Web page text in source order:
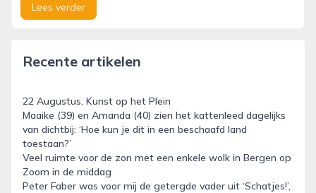
Lees verder
Recente artikelen
22 Augustus, Kunst op het Plein
Maaike (39) en Amanda (40) zien het kattenleed dagelijks
van dichtbij: ‘Hoe kun je dit in een beschaafd land
toestaan?’
Veel ruimte voor de zon met een enkele wolk in Bergen op
Zoom in de middag
Peter Faber was voor mij de getergde vader uit ‘Schatjes!’,